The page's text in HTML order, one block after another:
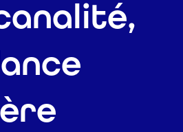
actualité